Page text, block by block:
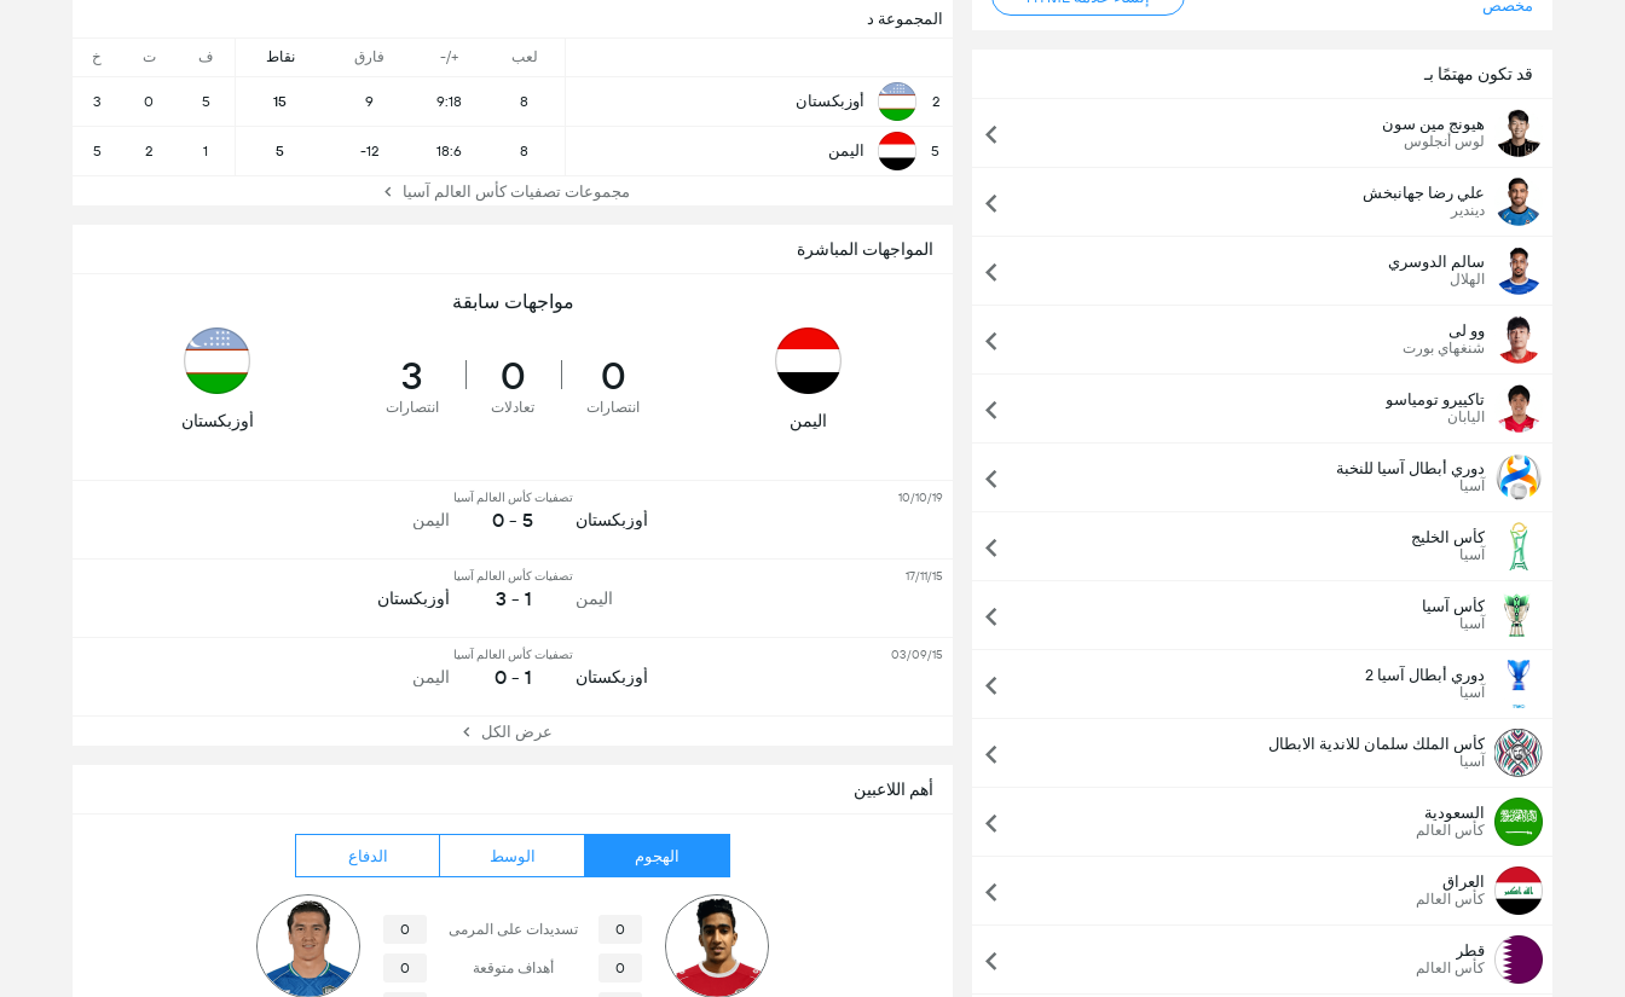
مخصص
قد تكون مهتمًا بـ
هيونج مين سون
لوس أنجلوس
علي رضا جهانبخش
ديندير
سالم الدوسري
الهلال
وو لى
شنغهاي بورت
تاكييرو تومياسو
اليابان
دوري أبطال آسيا للنخبة
آسيا
كأس الخليج
آسيا
كأس آسيا
آسيا
دوري أبطال آسيا 2
آسيا
كأس الملك سلمان للاندية الابطال
آسيا
السعودية
كأس العالم
العراق
كأس العالم
قطر
كأس العالم
أهم اللاعبين
الهجوم الوسط الدفاع
0 تسديدات على المرمى 0
0 أهداف متوقعة 0
المجموعة د
لعب +/- فارق نقاط ف ت خ
2 أوزبكستان 8
9:18
9
15
5
0
3
5 اليمن 8
18:6
-12
5
1
2
5
مجموعات تصفيات كأس العالم آسيا
المواجهات المباشرة
مواجهات سابقة
اليمن
0
انتصارات
0
تعادلات
3
انتصارات
أوزبكستان
أوزبكستان
تصفيات كأس العالم آسيا
5 - 0 اليمن
10/10/19
اليمن
تصفيات كأس العالم آسيا
1 - 3 أوزبكستان
17/11/15
أوزبكستان
تصفيات كأس العالم آسيا
1 - 0 اليمن
03/09/15
عرض الكل